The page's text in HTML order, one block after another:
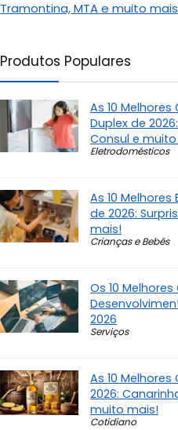
Tramontina, MTA e muito
Produtos Populares
As 10 Melhores
Duplex de
Consul e
Eletrodomésticos
As 10 Melhores
de 2026:
mais!
Crianças e Bebês
Os 10
2026
Serviços
As 10
2026:
muito mais!
Cotidiano